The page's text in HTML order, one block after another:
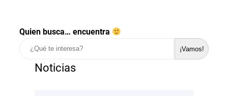
Quien busca… encuentra
¡Vamos!
Noticias